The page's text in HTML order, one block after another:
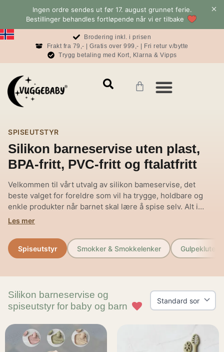
Ingen ordre sendes ut før 17. august grunnet ferie.
Bestillinger behandles fortløpende når vi er tilbake
Brodering inkl. i prisen
Frakt fra 79,- | Gratis over 999,- | Fri retur v/bytte
Trygg betaling med Kort, Klarna & Vipps
SPISEUTSTYR
Silikon barneservise uten plast,
BPA-fritt, PVC-fritt og ftalatfritt
Velkommen til vårt utvalg av silikon bameservise, det
beste valget for foreldre som vil ha trygge, holdbare og
enkle produkter når barnet skal lære å spise selv. Alt i
mykt, matvaregodkjent silikon som er skånsomt mot både
spiseutstyr er spesielt utviklet for babyer og småbarn.
Tåler høye temperaturer, og er ekstremt enkelt å rengjøre;
Les mer
Spiseutstyr Smokker & Smokkelenker Gulpekluter
Silikon barneservise og
spiseutstyr for baby og barn